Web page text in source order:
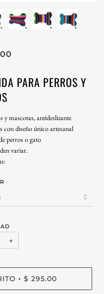
PARA PERROS Y
mascotas, antideslizante
diseño único artesanal
perros o gato
variar.
+
• $ 295.00